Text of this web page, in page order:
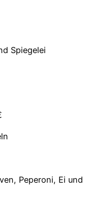
Spiegelei
Peperoni, Ei und